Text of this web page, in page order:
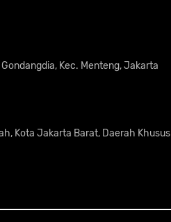
Kec. Menteng, Jakarta
Kota Jakarta Barat, Daerah Khusus